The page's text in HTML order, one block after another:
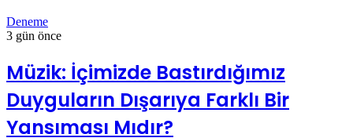
Deneme
3 gün önce
Müzik: İçimizde Bastırdığımız
Duyguların Dışarıya Farklı Bir
Yansıması Mıdır?